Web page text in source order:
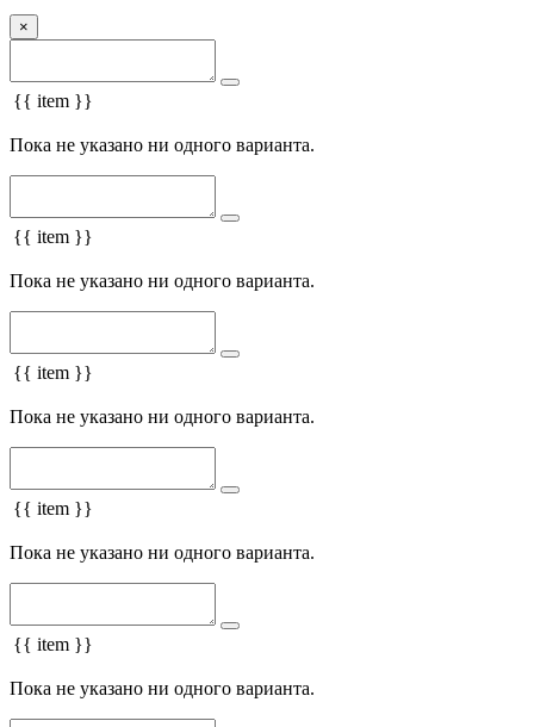
×
{{ item }}
Пока не указано ни одного варианта.
{{ item }}
Пока не указано ни одного варианта.
{{ item }}
Пока не указано ни одного варианта.
{{ item }}
Пока не указано ни одного варианта.
{{ item }}
Пока не указано ни одного варианта.